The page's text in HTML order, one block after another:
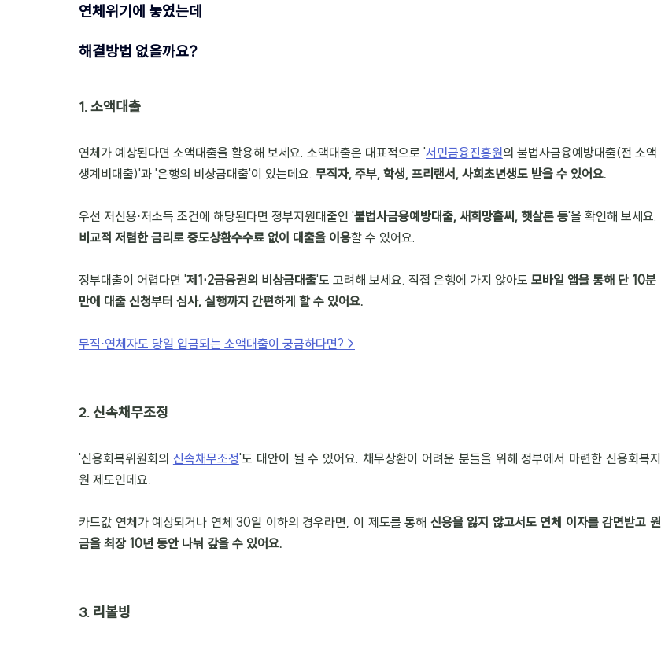
연체위기에 놓였는데
해결방법 없을까요?
1. 소액대출
연체가 예상된다면 소액대출을 활용해 보세요. 소액대출은 대표적으로 '서민금융진흥원의 불법사금융예방대출(전 소액
생계비대출)'과 '은행의 비상금대출'이 있는데요. 무직자, 주부, 학생, 프리랜서, 사회초년생도 받을 수 있어요.
우선 저신용⋅저소득 조건에 해당된다면 정부지원대출인 '불법사금융예방대출, 새희망홀씨, 햇살론 등'을 확인해 보세요.
비교적 저렴한 금리로 중도상환수수료 없이 대출을 이용할 수 있어요.
정부대출이 어렵다면 '제1⋅2금융권의 비상금대출'도 고려해 보세요. 직접 은행에 가지 않아도 모바일 앱을 통해 단 10분
만에 대출 신청부터 심사, 실행까지 간편하게 할 수 있어요.
무직⋅연체자도 당일 입금되는 소액대출이 궁금하다면? >
2. 신속채무조정
'신용회복위원회의 신속채무조정'도 대안이 될 수 있어요. 채무상환이 어려운 분들을 위해 정부에서 마련한 신용회복지
원 제도인데요.
카드값 연체가 예상되거나 연체 30일 이하의 경우라면, 이 제도를 통해 신용을 잃지 않고서도 연체 이자를 감면받고 원
금을 최장 10년 동안 나눠 갚을 수 있어요.
3. 리볼빙